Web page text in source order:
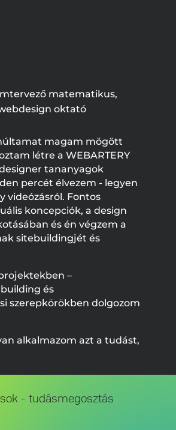
matematikus,
oktató
magam mögött
létre a WEBARTERY
tananyagok
percét élvezem - legyen
videózásról. Fontos
koncepciók, a design
és én végzem a
sitebuildingjét és
–
és
szerepkörökben dolgozom
alkalmazom azt a tudást,
- tudásmegosztás